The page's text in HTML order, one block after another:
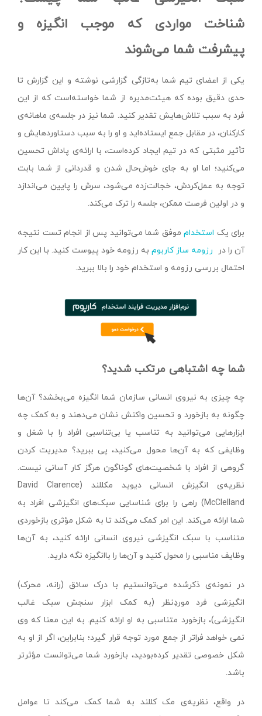
شناخت مواردی که موجب انگیزه و
پیشرفت شما می‌شوند
یکی از اعضای تیم شما به‌تازگی گزارشی نوشته‌ و این گزارش تا
حدی دقیق بوده که هیئت‌مدیره از شما خواسته‌است که از این
فرد به سبب تلاش‌هایش تقدیر کنید. شما نیز در جلسه‌ی ماهانه‌ی
کارکنان، در مقابل جمع ایستاده‌اید و او را به سبب دستاوردهایش و
تأثیر مثبتی که در تیم ایجاد کرده‌است، با ارائه‌ی پاداش تحسین
می‌کنید؛ اما او به جای خوش‌حال شدن و قدردانی از شما بابت
توجه به عمل‌کردش، خجالت‌زده می‌شود، سرش را پایین می‌اندازد
و در اولین فرصت ممکن، جلسه را ترک می‌کند.
برای یک استخدام موفق شما می‌توانید پس از انجام تست نتیجه
آن را در رزومه ساز کاربومبه رزومه خود پیوست کنید. با این کار
احتمال بررسی رزومه و استخدام خود را بالا ببرید.
شما چه اشتباهی مرتکب شدید؟
چه چیزی به نیروی انسانی سازمان شما انگیزه می‌بخشد؟ آن‌ها
چگونه به بازخورد و تحسین واکنش نشان می‌دهند و به کمک چه
ابزارهایی می‌توانید به تناسب یا بی‌تناسبی افراد را با شغل و
وظایفی که به آن‌ها محول می‌کنید، پی ببرید؟ مدیریت کردن
گروهی از افراد با شخصیت‌های گوناگون هرگز کار آسانی نیست.
نظریه‌ی انگیزش انسانی دیوید مکللند (David Clarence
McClelland) راهی را برای شناسایی سبک‌های انگیزشی افراد به
شما ارائه می‌کند. این امر کمک می‌کند تا به شکل مؤثری بازخوردی
متناسب با سبک انگیزشی نیروی انسانی ارائه کنید، به آن‌ها
وظایف مناسبی را محول کنید و آن‌ها را با‌انگیزه نگه دارید.
در نمونه‌ی ذکرشده می‌توانستیم با درک سائق (رانه، محرک)
انگیزشی فرد موردِ‌نظر (به کمک ابزار سنجش سبک غالب
انگیزشی)، بازخورد متناسبی به او ارائه کنیم. به این معنا که وی
نمی خواهد فراتر از جمع مورد توجه قرار گیرد؛ بنابراین، اگر از او به
شکل خصوصی تقدیر کرده‌بودید، بازخورد شما می‌توانست مؤثرتر
باشد.
در واقع، نظریه‌ی مک ‌کللند به شما کمک می‌کند تا عوامل